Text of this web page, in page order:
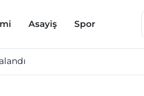
Asayiş Spor